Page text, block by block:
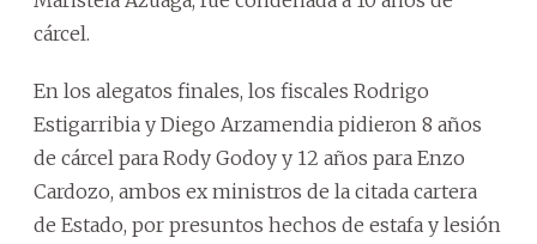
cárcel.
En los alegatos finales, los fiscales Rodrigo
Estigarribia y Diego Arzamendia pidieron 8 años
de cárcel para Rody Godoy y 12 años para Enzo
Cardozo, ambos ex ministros de la citada cartera
de Estado, por presuntos hechos de estafa y lesión